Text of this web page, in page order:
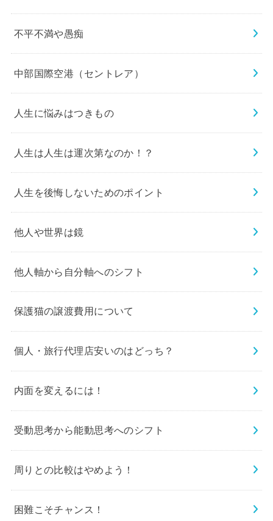
不平不満や愚痴
中部国際空港（セントレア）
人生に悩みはつきもの
人生は人生は運次第なのか！？
人生を後悔しないためのポイント
他人や世界は鏡
他人軸から自分軸へのシフト
保護猫の譲渡費用について
個人・旅行代理店安いのはどっち？
内面を変えるには！
受動思考から能動思考へのシフト
周りとの比較はやめよう！
困難こそチャンス！